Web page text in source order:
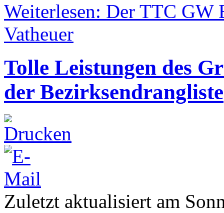
Weiterlesen: Der TTC GW
Vatheuer
Tolle Leistungen des
der Bezirksendrangliste
Zuletzt aktualisiert am